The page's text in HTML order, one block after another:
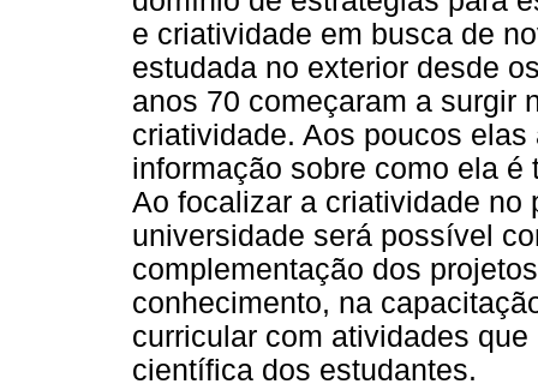
e criatividade em busca de
estudada no exterior desde
anos 70 começaram a surgir
criatividade. Aos poucos
informação sobre como ela
Ao focalizar a criatividade no
universidade será possível
complementação dos
conhecimento, na
curricular com atividades
científica dos estudantes.